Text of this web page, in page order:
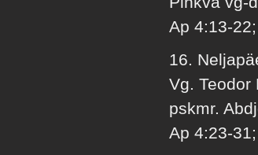
Ap 4:13-
16.
Vg. Teodor
pskmr.
Ap 4:23-